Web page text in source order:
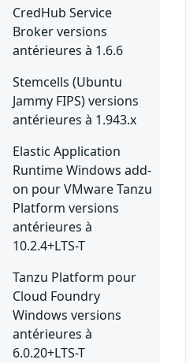
CredHub Service
Broker versions
antérieures à 1.6.6
Stemcells (Ubuntu
Jammy FIPS) versions
antérieures à 1.943.x
Elastic Application
Runtime Windows add-
on pour VMware Tanzu
Platform versions
antérieures à
10.2.4+LTS-T
Tanzu Platform pour
Cloud Foundry
Windows versions
antérieures à
6.0.20+LTS-T